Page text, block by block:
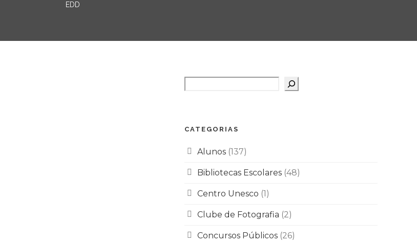
EDD
CATEGORIAS
Alunos (137)
Bibliotecas Escolares (48)
Centro Unesco (1)
Clube de Fotografia (2)
Concursos Públicos (26)